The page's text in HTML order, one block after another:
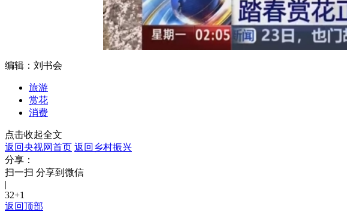
编辑：刘书会
旅游
赏花
消费
点击收起全文
返回央视网首页 返回乡村振兴
分享：
扫一扫 分享到微信
|
32+1
返回顶部